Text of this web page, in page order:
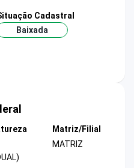
Cadastral
Baixada
Matriz/Filial
MATRIZ